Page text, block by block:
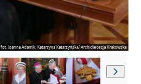
fot. Joanna Adamik, Katarzyna Katarzyńska/ Archidiecezja Krakowska